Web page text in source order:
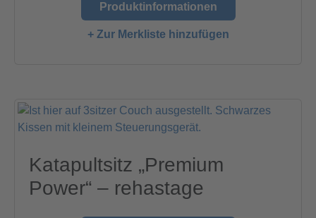
Produktinformationen
+ Zur Merkliste hinzufügen
Katapultsitz „Premium
Power“ – rehastage